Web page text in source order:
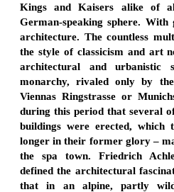
Kings and Kaisers alike of
German-speaking sphere.
architecture. The countless
the style of classicism and art
architectural and urbanistic
monarchy, rivaled only by
Viennas Ringstrasse or
during this period that several
buildings were erected,
longer in their former glory –
the spa town. Friedrich
defined the architectural
that in an alpine, partly